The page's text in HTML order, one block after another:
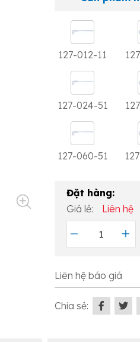
127-012-11
127-024-51
127-060-51
Đặt hàng:
Giá lẻ:
Liên hệ
Liên hệ báo giá
Chia sẻ: